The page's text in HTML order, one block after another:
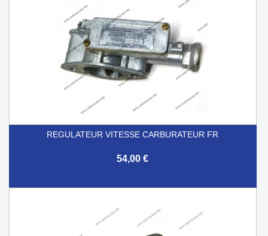
REGULATEUR VITESSE CARBURATEUR FR
54,00 €